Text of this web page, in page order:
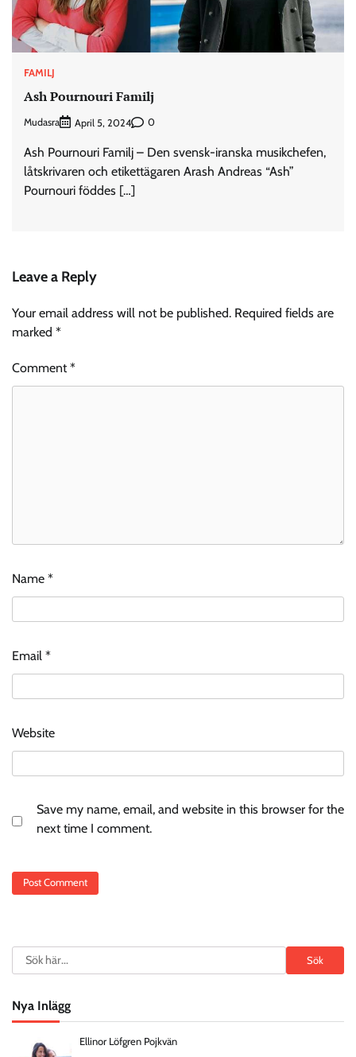
FAMILJ
Ash Pournouri Familj
Mudasra April 5, 2024 0
Ash Pournouri Familj – Den svensk-iranska musikchefen,
låtskrivaren och etikettägaren Arash Andreas “Ash”
Pournouri föddes […]
Leave a Reply
Your email address will not be published. Required fields are
marked *
Comment*
Name *
Email *
Website
Save my name, email, and website in this browser for the
next time I comment.
Search Sök
Nya Inlägg
Ellinor Löfgren Pojkvän